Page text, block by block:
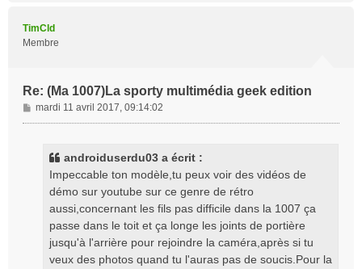
TimCld
Membre
Re: (Ma 1007)La sporty multimédia geek edition
M
e
mardi 11 avril 2017, 09:14:02
androiduserdu03 a écrit :
Impeccable ton modèle,tu peux voir des vidéos de
démo sur youtube sur ce genre de rétro
aussi,concernant les fils pas difficile dans la 1007 ça
passe dans le toit et ça longe les joints de portière
jusqu'à l'arrière pour rejoindre la caméra,après si tu
veux des photos quand tu l'auras pas de soucis.Pour la